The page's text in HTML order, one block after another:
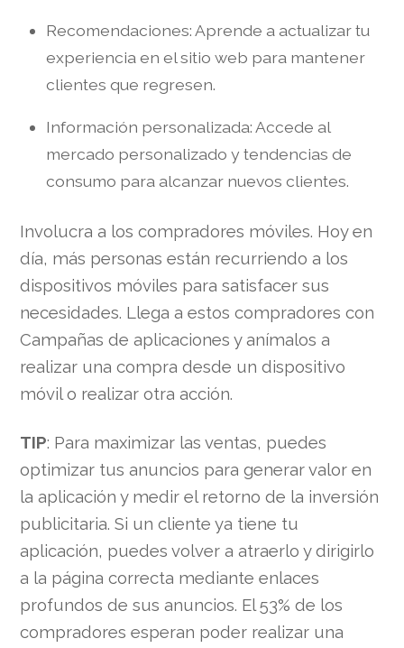
Recomendaciones: Aprende a actualizar tu
experiencia en el sitio web para mantener
clientes que regresen.
Información personalizada: Accede al
mercado personalizado y tendencias de
consumo para alcanzar nuevos clientes.
Involucra a los compradores móviles. Hoy en
día, más personas están recurriendo a los
dispositivos móviles para satisfacer sus
necesidades. Llega a estos compradores con
Campañas de aplicaciones y anímalos a
realizar una compra desde un dispositivo
móvil o realizar otra acción.
TIP: Para maximizar las ventas, puedes
optimizar tus anuncios para generar valor en
la aplicación y medir el retorno de la inversión
publicitaria. Si un cliente ya tiene tu
aplicación, puedes volver a atraerlo y dirigirlo
a la página correcta mediante enlaces
profundos de sus anuncios. El 53% de los
compradores esperan poder realizar una